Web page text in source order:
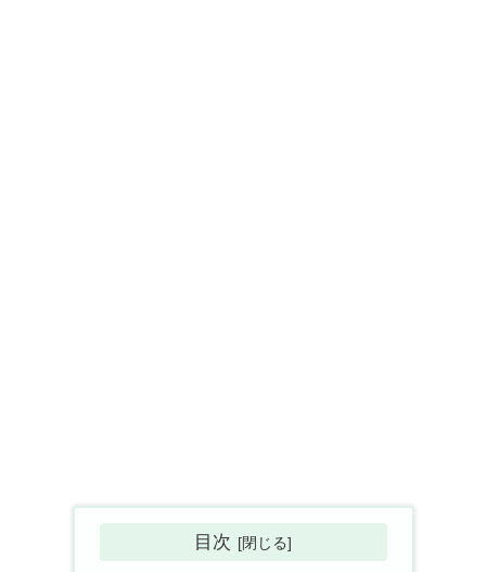
目次